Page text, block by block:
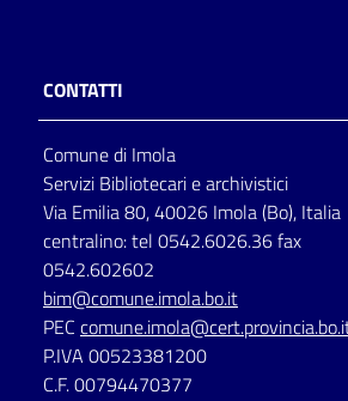
Seguici
su
CONTATTI
Comune di Imola
Servizi Bibliotecari e archivistici
Via Emilia 80, 40026 Imola (Bo), Italia
centralino: tel 0542.6026.36 fax
0542.602602
bim@comune.imola.bo.it
PEC
P.IVA 00523381200
C.F. 00794470377